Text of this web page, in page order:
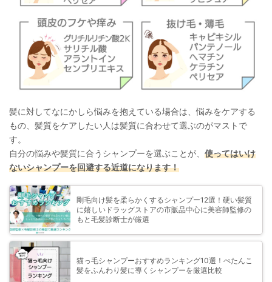
髪に対してなにかしら悩みを抱えている場合は、悩みをケアする
もの、髪質をケアしたい人は髪質に合わせて選ぶのがマストで
す。
自分の悩みや髪質に合うシャンプーを選ぶことが、 使ってはいけ
ないシャンプーを回避する近道になります！
剛毛向け髪を柔らかくするシャンプー12選！硬い髪質
に嬉しいドラッグストアの市販品中心に美容師監修の
もと毛髪診断士が厳選
猫っ毛シャンプーおすすめランキング10選！ぺたんこ
髪をふんわり髪に導くシャンプーを厳選比較